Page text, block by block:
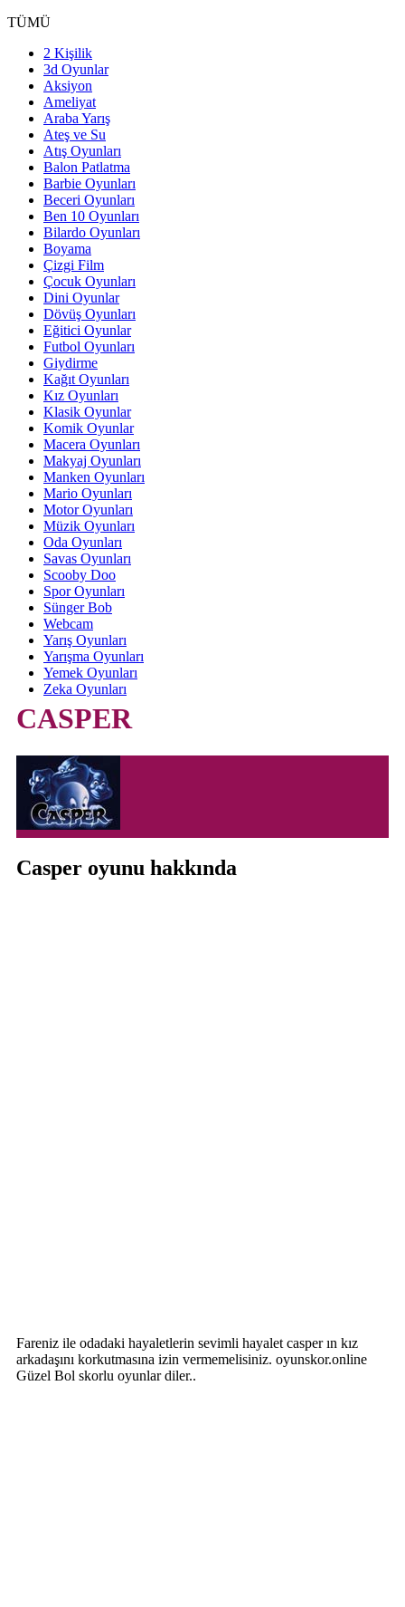
TÜMÜ
2 Kişilik
3d Oyunlar
Aksiyon
Ameliyat
Araba Yarış
Ateş ve Su
Atış Oyunları
Balon Patlatma
Barbie Oyunları
Beceri Oyunları
Ben 10 Oyunları
Bilardo Oyunları
Boyama
Çizgi Film
Çocuk Oyunları
Dini Oyunlar
Dövüş Oyunları
Eğitici Oyunlar
Futbol Oyunları
Giydirme
Kağıt Oyunları
Kız Oyunları
Klasik Oyunlar
Komik Oyunlar
Macera Oyunları
Makyaj Oyunları
Manken Oyunları
Mario Oyunları
Motor Oyunları
Müzik Oyunları
Oda Oyunları
Savas Oyunları
Scooby Doo
Spor Oyunları
Sünger Bob
Webcam
Yarış Oyunları
Yarışma Oyunları
Yemek Oyunları
Zeka Oyunları
CASPER
Casper oyunu hakkında
Fareniz ile odadaki hayaletlerin sevimli hayalet casper ın kız
arkadaşını korkutmasına izin vermemelisiniz. oyunskor.online
Güzel Bol skorlu oyunlar diler..